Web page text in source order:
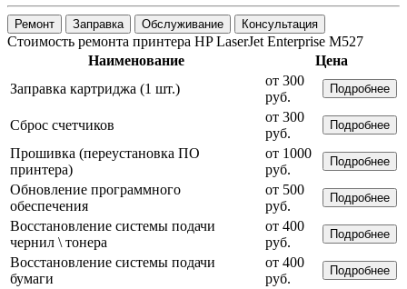
Ремонт Заправка Обслуживание Консультация
Стоимость ремонта принтера HP LaserJet Enterprise M527
Наименование
Цена
Заправка картриджа (1 шт.)
от 300
руб.
Подробнее
Сброс счетчиков
от 300
руб.
Подробнее
Прошивка (переустановка ПО
принтера)
от 1000
руб.
Подробнее
Обновление программного
обеспечения
от 500
руб.
Подробнее
Восстановление системы подачи
чернил \ тонера
от 400
руб.
Подробнее
Восстановление системы подачи
бумаги
от 400
руб.
Подробнее